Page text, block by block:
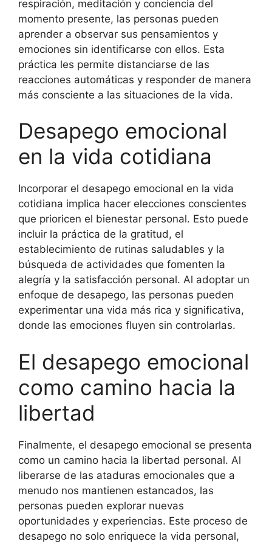
respiración, meditación y conciencia del
momento presente, las personas pueden
aprender a observar sus pensamientos y
emociones sin identificarse con ellos. Esta
práctica les permite distanciarse de las
reacciones automáticas y responder de manera
más consciente a las situaciones de la vida.
Desapego emocional
en la vida cotidiana
Incorporar el desapego emocional en la vida
cotidiana implica hacer elecciones conscientes
que prioricen el bienestar personal. Esto puede
incluir la práctica de la gratitud, el
establecimiento de rutinas saludables y la
búsqueda de actividades que fomenten la
alegría y la satisfacción personal. Al adoptar un
enfoque de desapego, las personas pueden
experimentar una vida más rica y significativa,
donde las emociones fluyen sin controlarlas.
El desapego emocional
como camino hacia la
libertad
Finalmente, el desapego emocional se presenta
como un camino hacia la libertad personal. Al
liberarse de las ataduras emocionales que a
menudo nos mantienen estancados, las
personas pueden explorar nuevas
oportunidades y experiencias. Este proceso de
desapego no solo enriquece la vida personal,